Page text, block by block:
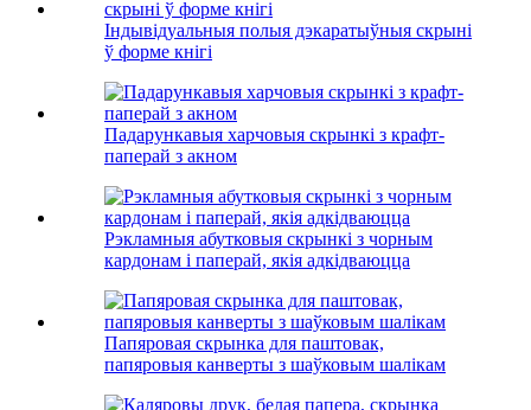
Індывідуальныя полыя дэкаратыўныя скрыні
ў форме кнігі
Падарункавыя харчовыя скрынкі з крафт-
паперай з акном
Рэкламныя абутковыя скрынкі з чорным
кардонам і паперай, якія адкідваюцца
Папяровая скрынка для паштовак,
папяровыя канверты з шаўковым шалікам